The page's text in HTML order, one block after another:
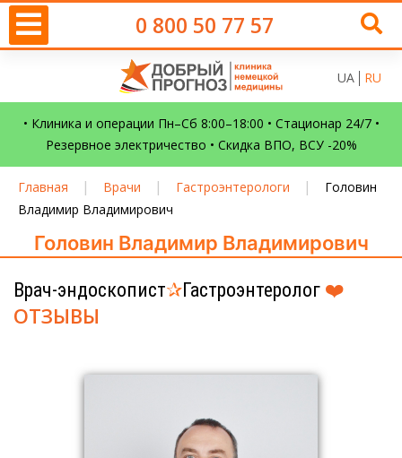
0 800 50 77 57
UA RU
• Клиника и операции Пн–Сб 8:00–18:00 • Стационар 24/7 •
Резервное электричество • Скидка ВПО, ВСУ -20%
Главная | Врачи | Гастроэнтерологи |
Головин
Владимир Владимирович
Головин Владимир Владимирович
Врач-эндоскопист✰Гастроэнтеролог ❤️
ОТЗЫВЫ